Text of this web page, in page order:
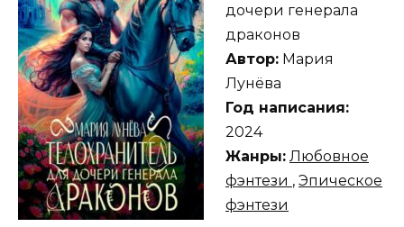
дочери генерала
драконов
Автор: Мария
Лунёва
Год написания:
2024
Жанры: Любовное
фэнтези , Эпическое
фэнтези